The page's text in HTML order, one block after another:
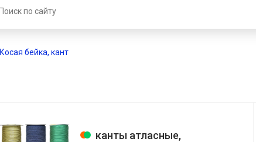
Косая бейка, кант
канты атласные,